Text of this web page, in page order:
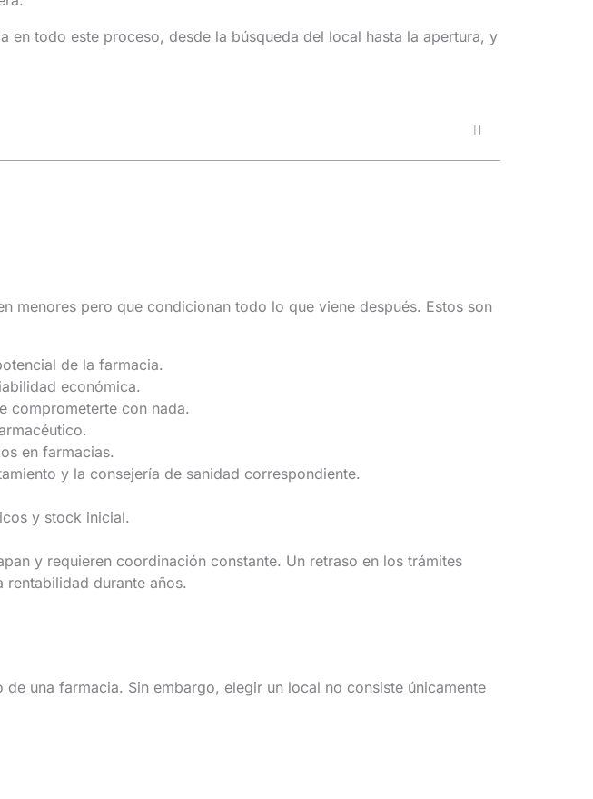
en todo este proceso, desde la búsqueda del local hasta la apertura, y
menores pero que condicionan todo lo que viene después. Estos son
de la farmacia.
económica.
comprometerte con nada.
en farmacias.
y la consejería de sanidad correspondiente.
y stock inicial.
y requieren coordinación constante. Un retraso en los trámites
durante años.
una farmacia. Sin embargo, elegir un local no consiste únicamente